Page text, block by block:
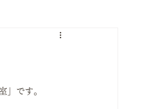
」です。